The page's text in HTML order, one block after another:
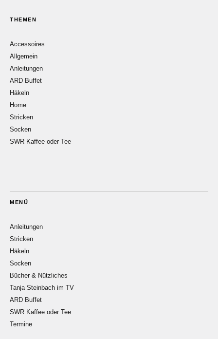
THEMEN
Accessoires
Allgemein
Anleitungen
ARD Buffet
Häkeln
Home
Stricken
Socken
SWR Kaffee oder Tee
MENÜ
Anleitungen
Stricken
Häkeln
Socken
Bücher & Nützliches
Tanja Steinbach im TV
ARD Buffet
SWR Kaffee oder Tee
Termine